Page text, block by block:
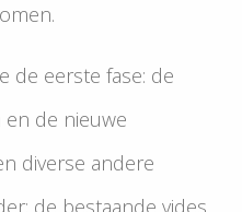
de eerste fase: de
de nieuwe
diverse andere
de bestaande vides